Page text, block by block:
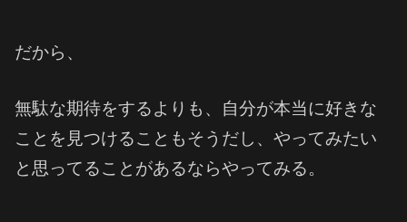
だから、
無駄な期待をするよりも、自分が本当に好きな
ことを見つけることもそうだし、やってみたい
と思ってることがあるならやってみる。